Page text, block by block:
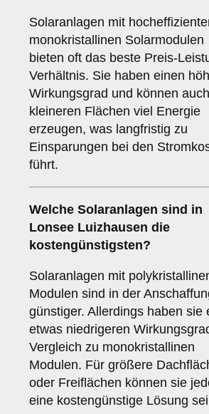
Solaranlagen mit
monokristallinen Solarmodulen
bieten oft das beste Preis-
Verhältnis. Sie haben einen
Wirkungsgrad und können
kleineren Flächen viel Energie
erzeugen, was langfristig zu
Einsparungen bei den
führt.
Welche Solaranlagen sind in
Lonsee Luizhausen die
kostengünstigsten?
Solaranlagen mit
Modulen sind in der
günstiger. Allerdings haben sie
etwas niedrigeren
Vergleich zu monokristallinen
Modulen. Für größere
oder Freiflächen können sie
eine kostengünstige Lösung